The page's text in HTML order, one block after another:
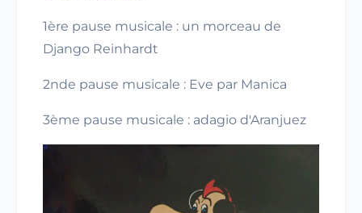
1ère pause musicale : un morceau de
Django Reinhardt
2nde pause musicale : Eve par Manica
3ème pause musicale : adagio d'Aranjuez